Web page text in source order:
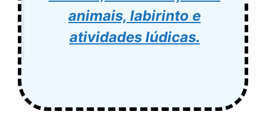
animais, labirinto e
atividades lúdicas.